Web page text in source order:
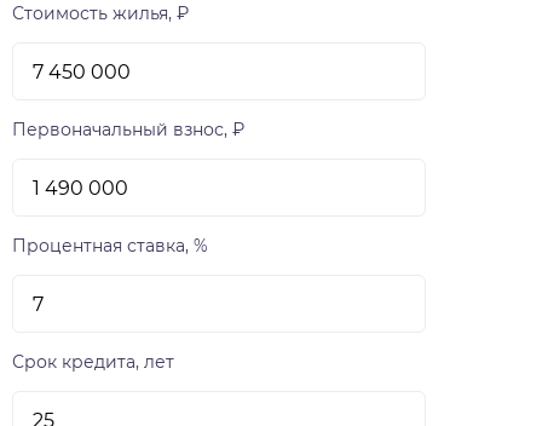
Стоимость жилья, ₽
Первоначальный взнос, ₽
Процентная ставка, %
Срок кредита, лет